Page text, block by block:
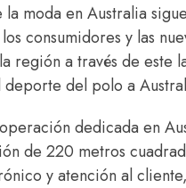
moda en Australia
consumidores y las
región a través de este
del polo a
dedicada en
de 220 metros
y atención al